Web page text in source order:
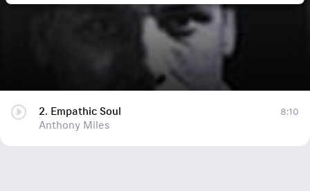
2. Empathic Soul
Anthony Miles
8:10